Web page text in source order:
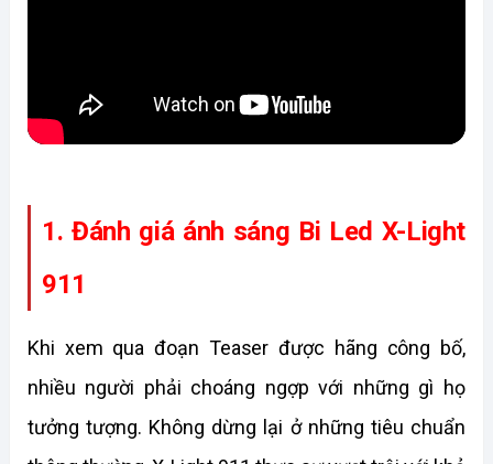
1. Đánh giá ánh sáng Bi Led X-Light
911
Khi xem qua đoạn Teaser được hãng công bố,
nhiều người phải choáng ngợp với những gì họ
tưởng tượng. Không dừng lại ở những tiêu chuẩn